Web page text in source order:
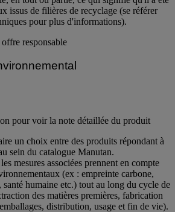
issus de filières de recyclage (se référer
pour plus d'informations).
responsable
pour voir la note détaillée du produit
un choix entre des produits répondant à
sein du catalogue Manutan.
mesures associées prennent en compte
(ex : empreinte carbone,
humaine etc.) tout au long du cycle de
des matières premières, fabrication
distribution, usage et fin de vie).